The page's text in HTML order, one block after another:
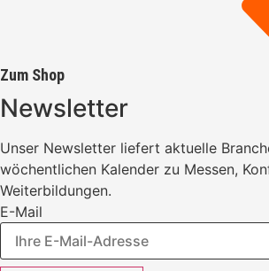
Zum Shop
Newsletter
Unser Newsletter liefert aktuelle
wöchentlichen Kalender zu Messen,
Weiterbildungen.
E-Mail